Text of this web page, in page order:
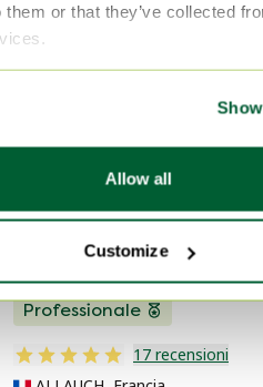
them or that they’ve collected
Allow all
Customize
Scoprire
Informazioni sul
Informazioni su questo
Professionale
17 recensioni